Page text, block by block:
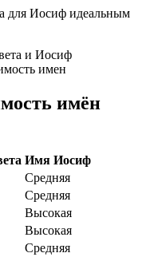
для Иосиф идеальным
имен
имён
Имя Иосиф
Средняя
Средняя
Высокая
Высокая
Средняя